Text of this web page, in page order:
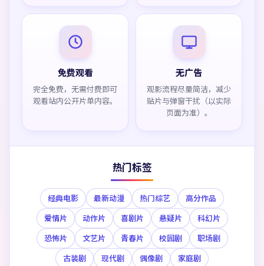
免费观看
完全免费，无需付费即可
观看站内公开片单内容。
无广告
观影流程尽量简洁，减少
贴片与弹窗干扰（以实际
页面为准）。
热门标签
经典电影 最新动漫 热门综艺
高分作品
爱情片
动作片 喜剧片 悬疑片
科幻片
恐怖片
文艺片 青春片 校园剧
职场剧
古装剧
现代剧 偶像剧 家庭剧